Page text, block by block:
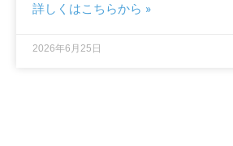
詳しくはこちらから »
2026年6月25日